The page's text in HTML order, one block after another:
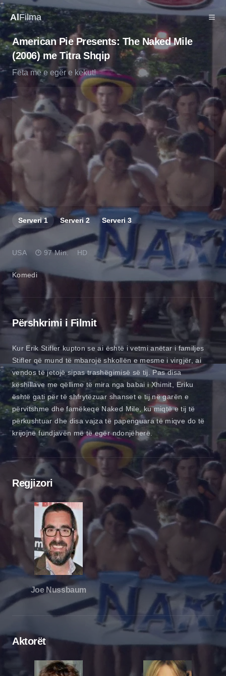
AlFilma
American Pie Presents: The Naked Mile
(2006) me Titra Shqip
Feta më e egër e kekut!
Serveri1 Serveri2 Serveri3
Komedi
USA 97 Min. HD
Përshkrimi i Filmit
Kur Erik Stifler kupton se ai është i vetmi anëtar i familjes
Stifler që mund të mbarojë shkollën e mesme i virgjër, ai
vendos të jetojë sipas trashëgimisë së tij. Pas disa
këshillave me qëllime të mira nga babai i Xhimit, Eriku
është gati për të shfrytëzuar shanset e tij në garën e
përvitshme dhe famëkeqe Naked Mile, ku miqtë e tij të
përkushtuar dhe disa vajza të papenguara të miqve do të
krijojnë fundjavën më të egër ndonjëherë.
Regjizori
Joe Nussbaum
Aktorët